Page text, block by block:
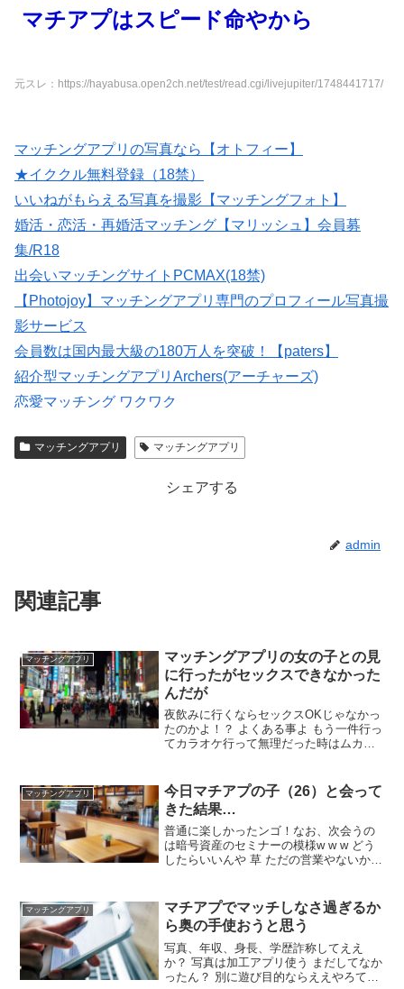
マチアプはスピード命やから
元スレ：https://hayabusa.open2ch.net/test/read.cgi/livejupiter/1748441717/
マッチングアプリの写真なら【オトフィー】
★イククル無料登録（18禁）
いいねがもらえる写真を撮影【マッチングフォト】
婚活・恋活・再婚活マッチング【マリッシュ】会員募
集/R18
出会いマッチングサイトPCMAX(18禁)
【Photojoy】マッチングアプリ専門のプロフィール写真撮
影サービス
会員数は国内最大級の180万人を突破！【paters】
紹介型マッチングアプリArchers(アーチャーズ)
恋愛マッチング ワクワク
付中】←←
マッチングアプリ マッチングアプリ
シェアする
admin
関連記事
マッチングアプリ
マッチングアプリの女の子との見
に行ったがセックスできなかった
んだが
夜飲みに行くならセックスOKじゃなかっ
たのかよ！？ よくある事よ もう一件行っ
てカラオケ行って無理だった時はムカつ
目は生理で中止、5回目でやっとね めち
ゃくちゃ時間かかるんだな
マッチングアプリ
今日マチアプの子（26）と会って
きた結果…
普通に楽しかったンゴ！なお、次会うの
は暗号資産のセミナーの模様w w w どう
したらいいんや 草 ただの営業やないか
ないか？アムウェイとは別モンやろうし
人生なにごとも挑戦やで
マッチングアプリ
マチアプでマッチしなさ過ぎるか
ら奥の手使おうと思う
写真、年収、身長、学歴詐称してええ
か？ 写真は加工アプリ使う まだしてなか
ったん？ 別に遊び目的ならええやろてい